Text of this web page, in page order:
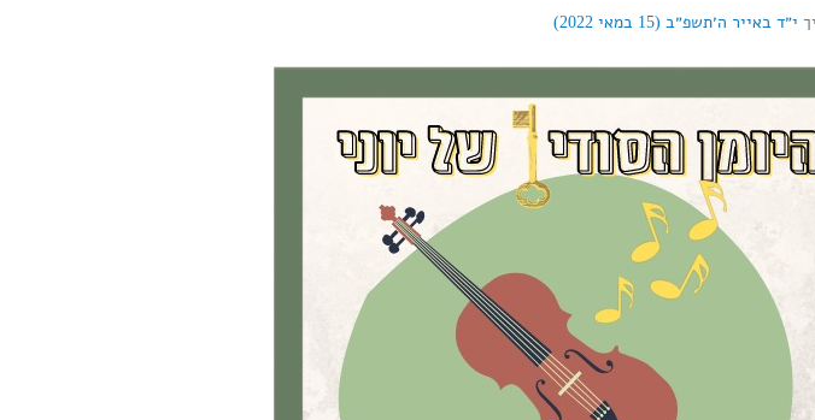
י״ד באייר ה׳תשפ״ב (15 במאי 2022)